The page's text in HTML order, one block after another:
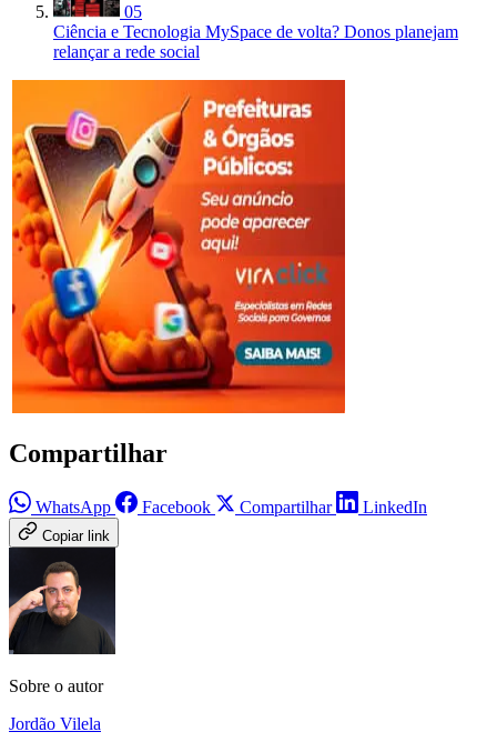
05
Ciência e Tecnologia MySpace de volta? Donos planejam
relançar a rede social
Compartilhar
WhatsApp Facebook Compartilhar LinkedIn
Copiar link
Sobre o autor
Jordão Vilela